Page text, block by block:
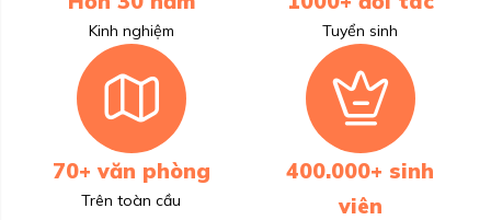
Kinh nghiệm Tuyển sinh
70+ văn phòng
Trên toàn cầu
400.000+ sinh
viên